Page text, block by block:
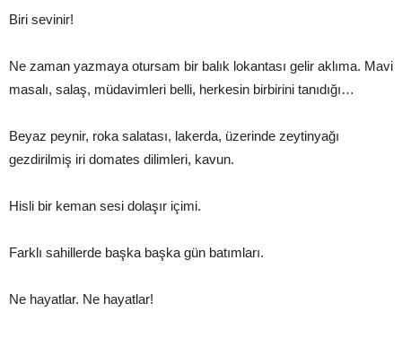
Biri sevinir!
Ne zaman yazmaya otursam bir balık lokantası gelir aklıma. Mavi
masalı, salaş, müdavimleri belli, herkesin birbirini tanıdığı…
Beyaz peynir, roka salatası, lakerda, üzerinde zeytinyağı
gezdirilmiş iri domates dilimleri, kavun.
Hisli bir keman sesi dolaşır içimi.
Farklı sahillerde başka başka gün batımları.
Ne hayatlar. Ne hayatlar!